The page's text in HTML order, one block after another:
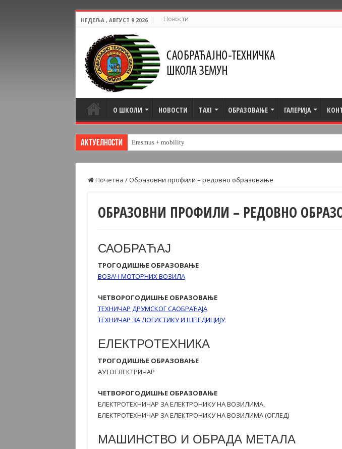
НЕДЕЉА , АВГУСТ 9 2026 Новости
О ШКОЛИ НОВОСТИ TAXI ОБРАЗОВАЊЕ ГАЛЕРИЈА
Актуелности Erasmus + mobility
Почетна /Образовни профили – редовно образовање
ОБРАЗОВНИ ПРОФИЛИ – РЕДОВНО
САОБРАЋАЈ
ТРОГОДИШЊЕ ОБРАЗОВАЊЕ
ВОЗАЧ МОТОРНИХ ВОЗИЛА
ЧЕТВОРОГОДИШЊЕ ОБРАЗОВАЊЕ
ТЕХНИЧАР ДРУМСКОГ САОБРАЋАЈА
ТЕХНИЧАР ЗА ЛОГИСТИКУ И ШПЕДИЦИЈУ
ЕЛЕКТРОТЕХНИКА
ТРОГОДИШЊЕ ОБРАЗОВАЊЕ
АУТОЕЛЕКТРИЧАР
ЧЕТВОРОГОДИШЊЕ ОБРАЗОВАЊЕ
ЕЛЕКТРОТЕХНИЧАР ЗА ЕЛЕКТРОНИКУ НА ВОЗИЛИМА,
ЕЛЕКТРОТЕХНИЧАР ЗА ЕЛЕКТРОНИКУ НА ВОЗИЛИМА (ОГЛЕД)
МАШИНСТВО И ОБРАДА МЕТАЛА